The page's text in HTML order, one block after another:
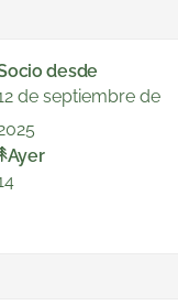
desde
de septiembre de
Ayer